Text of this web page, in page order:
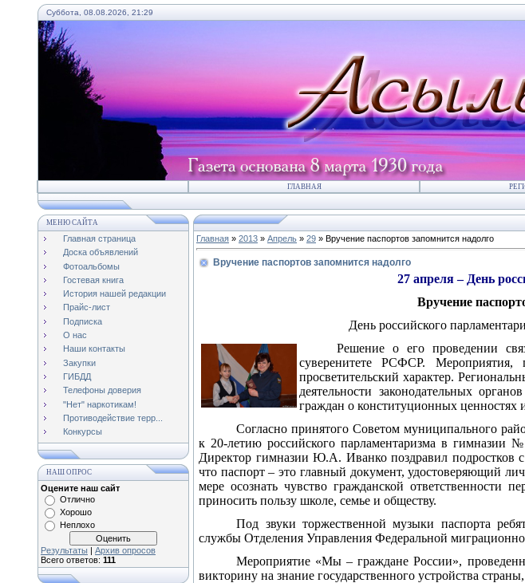
Суббота, 08.08.2026, 21:29
ГЛАВНАЯ
МЕНЮ САЙТА
Главная страница
Доска объявлений
Фотоальбомы
Гостевая книга
История нашей редакции
Прайс-лист
Подписка
О нас
Наши контакты
Закупки
ГИБДД
Телефоны доверия
"Нет" наркотикам!
Противодействие терр...
Конкурсы
НАШ ОПРОС
Оцените наш сайт
Отлично
Хорошо
Неплохо
Результаты | Архив опросов
Всего ответов: 111
Главная » 2013 » Апрель » 29 » Вручение паспортов запомнится надолго
Вручение паспортов запомнится надолго
27 апреля – День
Вручение
День российского
Решение о его проведении
суверенитете РСФСР.
просветительский характер.
деятельности законодательных
граждан о конституционных ценностях
Согласно принятого Советом муниципального
к 20-летию российского парламентаризма в гимназии
Директор гимназии Ю.А. Иванко поздравил подростков
что паспорт – это главный документ, удостоверяющий
мере осознать чувство гражданской ответственности
приносить пользу школе, семье и обществу.
Под звуки торжественной музыки паспорта
службы Отделения Управления Федеральной
Мероприятие «Мы – граждане России»,
викторину на знание государственного устройства